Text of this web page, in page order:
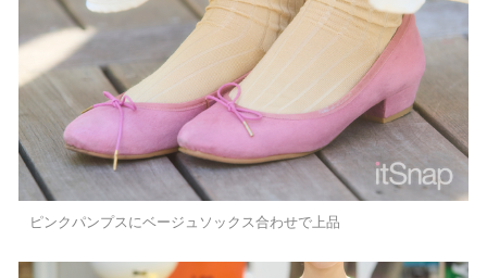
ピンクパンプスにベージュソックス合わせで上品